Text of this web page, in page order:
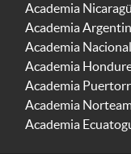
Academia
Academia
Academia
Academia
Academia
Academia
Academia